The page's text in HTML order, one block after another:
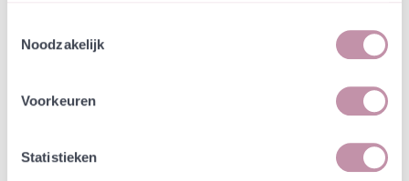
Noodzakelijk
Voorkeuren
Statistieken
Bewaren
Jouw bestelling draagt bij aan meer biodiversiteit